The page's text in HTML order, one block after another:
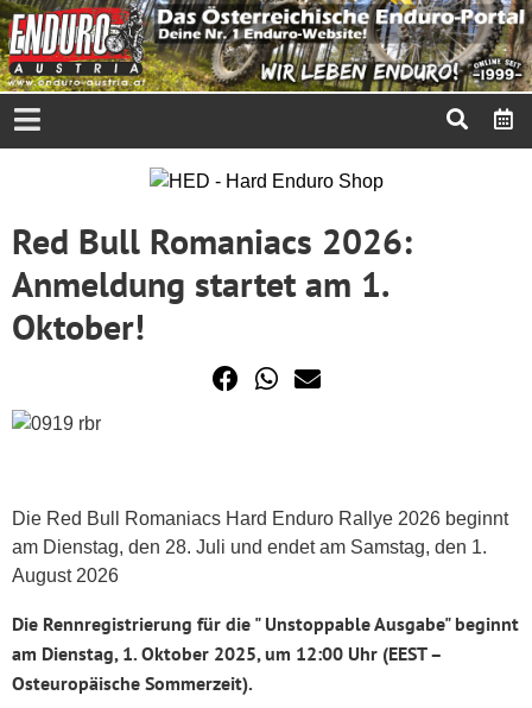
Red Bull Romaniacs 2026:
Anmeldung startet am 1.
Oktober!
Die Red Bull Romaniacs Hard Enduro Rallye 2026 beginnt
am Dienstag, den 28. Juli und endet am Samstag, den 1.
August 2026
Die Rennregistrierung für die " Unstoppable Ausgabe" beginnt
am Dienstag, 1. Oktober 2025, um 12:00 Uhr (EEST –
Osteuropäische Sommerzeit).